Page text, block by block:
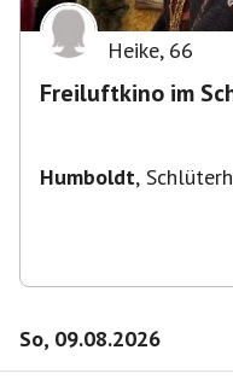
Heike, 66
Freiluftkino im
Humboldt,
So, 09.08.2026